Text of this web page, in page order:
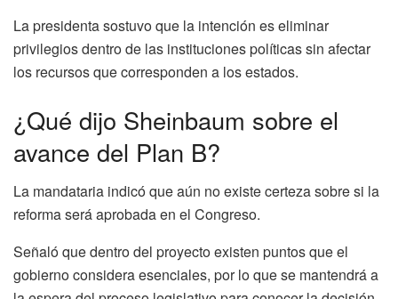
La presidenta sostuvo que la intención es eliminar
privilegios dentro de las instituciones políticas sin afectar
los recursos que corresponden a los estados.
¿Qué dijo Sheinbaum sobre el
avance del Plan B?
La mandataria indicó que aún no existe certeza sobre si la
reforma será aprobada en el Congreso.
Señaló que dentro del proyecto existen puntos que el
gobierno considera esenciales, por lo que se mantendrá a